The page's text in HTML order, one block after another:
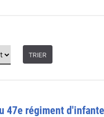
TRIER
47e régiment